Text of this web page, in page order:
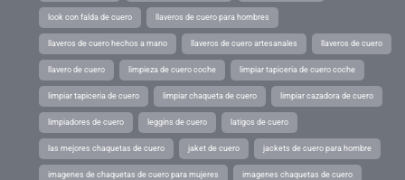
look con falda de cuero llaveros de cuero para hombres
llaveros de cuero hechos a mano llaveros de cuero artesanales llaveros de cuero
llavero de cuero limpieza de cuero coche limpiar tapiceria de cuero coche
limpiar tapiceria de cuero limpiar chaqueta de cuero limpiar cazadora de cuero
limpiadores de cuero leggins de cuero latigos de cuero
las mejores chaquetas de cuero jaket de cuero jackets de cuero para hombre
imagenes de chaquetas de cuero para mujeres imagenes chaquetas de cuero